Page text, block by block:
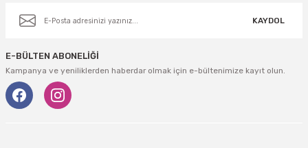
KAYDOL
E-BÜLTEN ABONELİĞİ
Kampanya ve yeniliklerden haberdar olmak için e-bültenimize kayıt olun.